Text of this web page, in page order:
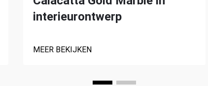
interieurontwerp
MEER BEKIJKEN